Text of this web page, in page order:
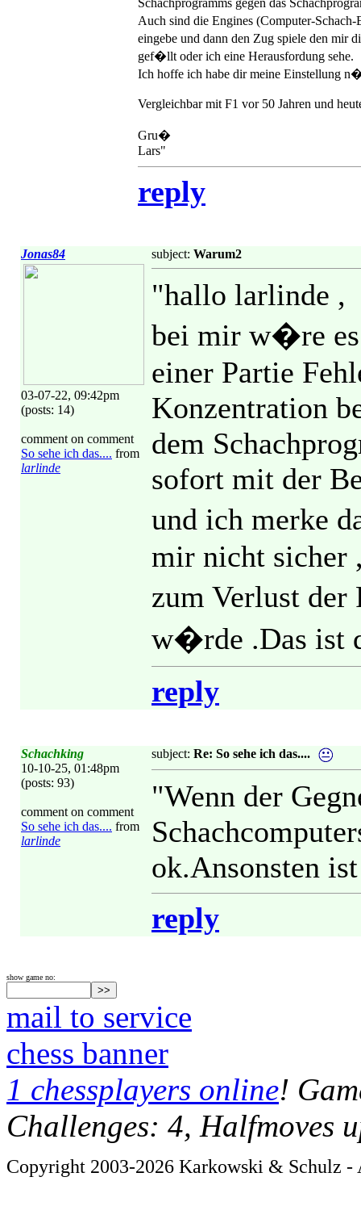
Schachprogramms gegen das
Auch sind die Engines (Computer-
eingebe und dann den Zug spiele den mir
gef�llt oder ich eine Herausfordung sehe.
Ich hoffe ich habe dir meine Einstellung
Vergleichbar mit F1 vor 50 Jahren und
Gru�
Lars"
reply
Jonas84
03-07-22, 09:42pm
(posts: 14)
comment on comment
So sehe ich das.... from
larlinde
subject: Warum2
"hallo larlinde ,
bei mir w�re es
einer Partie
Konzentration
dem
sofort mit der
und ich merke
mir nicht sicher
zum Verlust
w�rde .Das ist
reply
Schachking
10-10-25, 01:48pm
(posts: 93)
comment on comment
So sehe ich das.... from
larlinde
subject: Re: So sehe ich das....
"Wenn der
ok.Ansonsten
reply
show game no:
mail to service
chess banner
1 chessplayers online!
Challenges: 4, Halfmoves
Copyright 2003-2026 Karkowski & Schulz